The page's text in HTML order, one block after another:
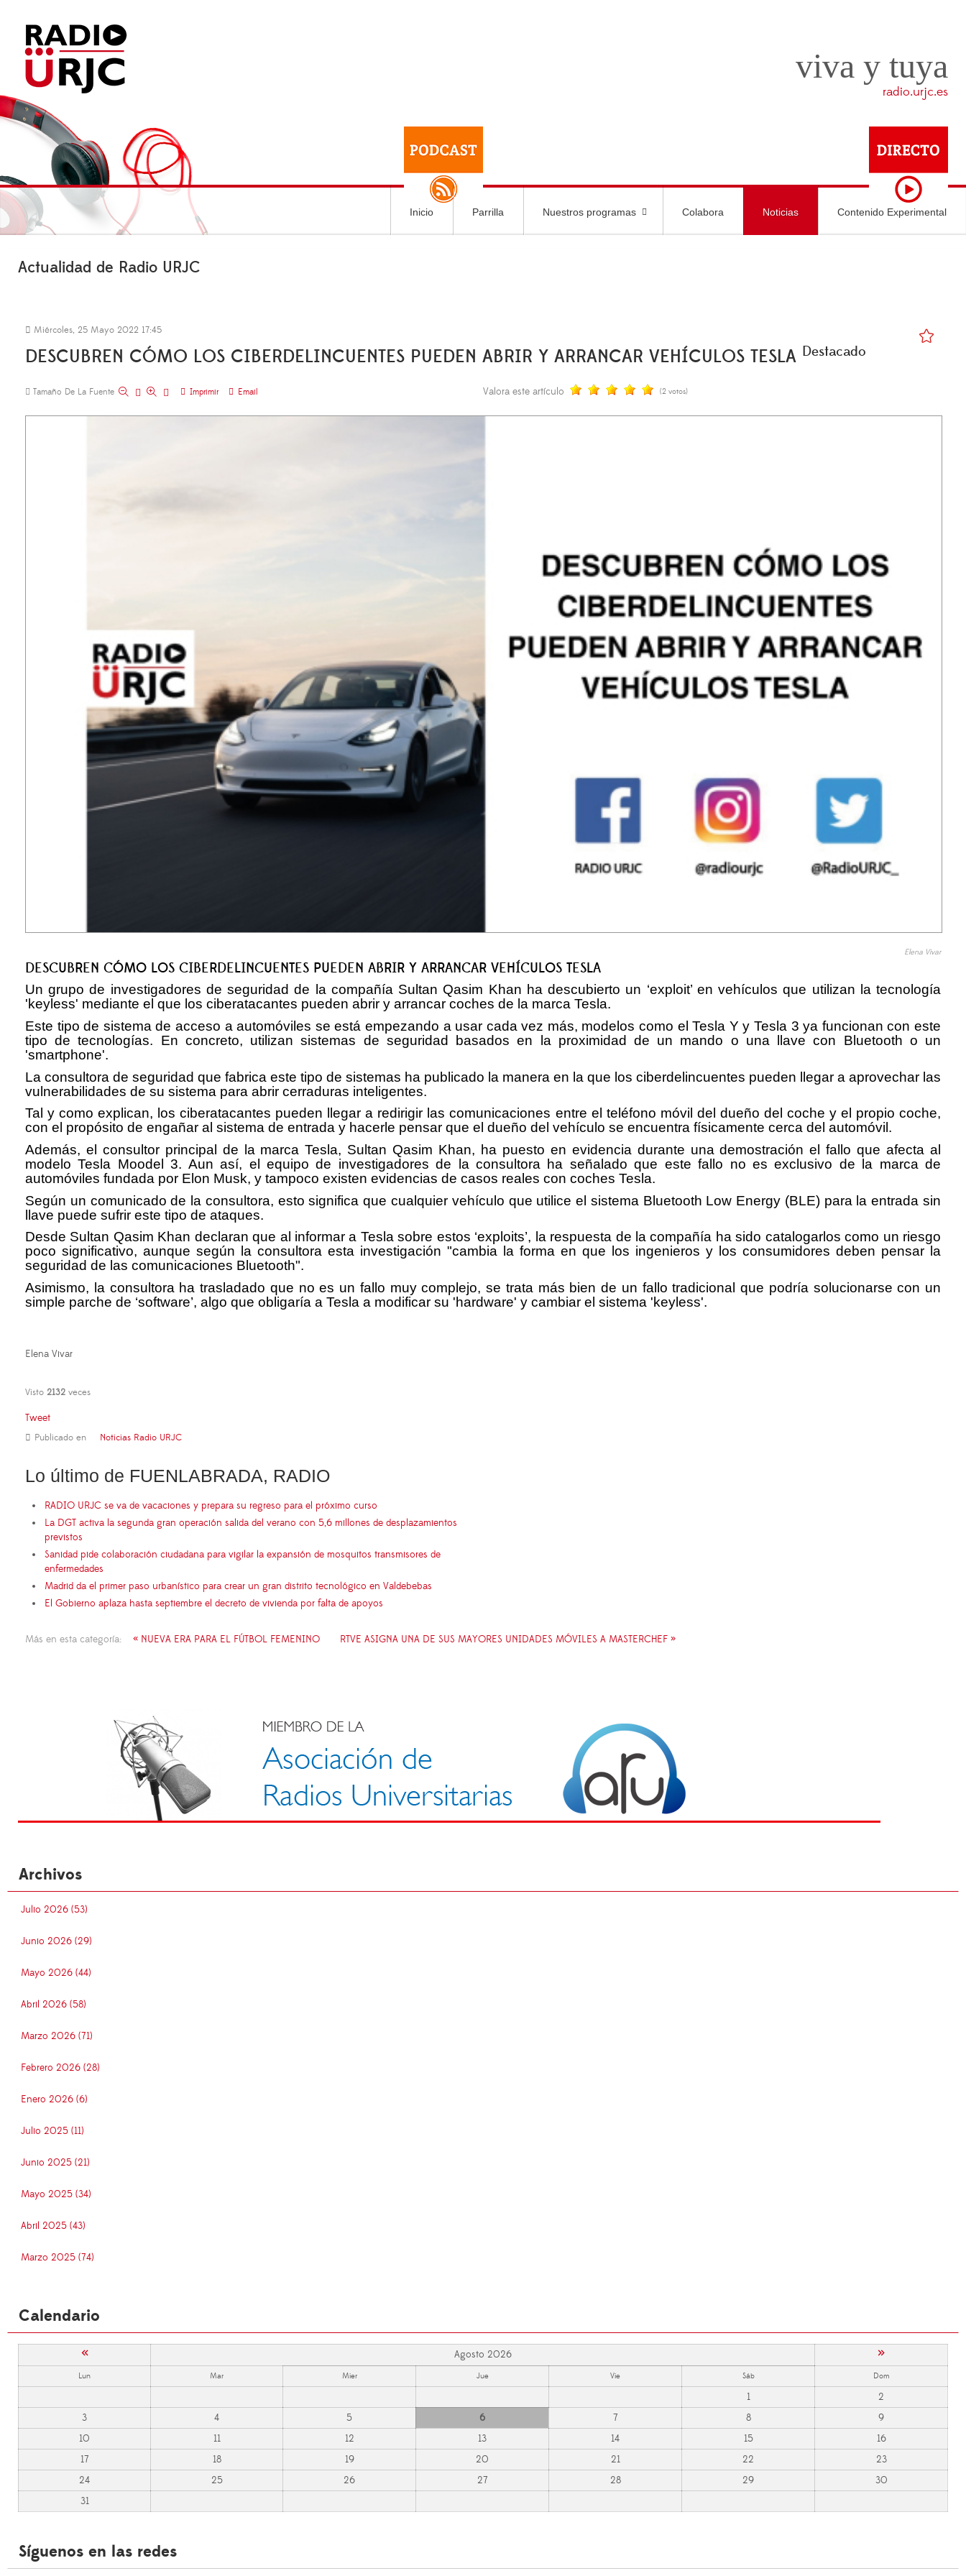
viva y tuya
radio.urjc.es
Inicio Parrilla Nuestros programas Colabora Noticias Contenido Experimental
Actualidad de Radio URJC
Miércoles, 25 Mayo 2022 17:45
DESCUBREN CÓMO LOS CIBERDELINCUENTES PUEDEN ABRIR Y ARRANCAR VEHÍCULOS TESLA Destacado
Tamaño De La Fuente Imprimir Email Valora este artículo (2 votos)
Elena Vivar
DESCUBREN CÓMO LOS CIBERDELINCUENTES PUEDEN ABRIR Y ARRANCAR VEHÍCULOS TESLA
Un grupo de investigadores de seguridad de la compañía Sultan Qasim Khan ha descubierto un ‘exploit’ en vehículos que utilizan la tecnología
'keyless' mediante el que los ciberatacantes pueden abrir y arrancar coches de la marca Tesla.
Este tipo de sistema de acceso a automóviles se está empezando a usar cada vez más, modelos como el Tesla Y y Tesla 3 ya funcionan con este
tipo de tecnologías. En concreto, utilizan sistemas de seguridad basados en la proximidad de un mando o una llave con Bluetooth o un
'smartphone'.
La consultora de seguridad que fabrica este tipo de sistemas ha publicado la manera en la que los ciberdelincuentes pueden llegar a aprovechar las
vulnerabilidades de su sistema para abrir cerraduras inteligentes.
Tal y como explican, los ciberatacantes pueden llegar a redirigir las comunicaciones entre el teléfono móvil del dueño del coche y el propio coche,
con el propósito de engañar al sistema de entrada y hacerle pensar que el dueño del vehículo se encuentra físicamente cerca del automóvil.
Además, el consultor principal de la marca Tesla, Sultan Qasim Khan, ha puesto en evidencia durante una demostración el fallo que afecta al
modelo Tesla Moodel 3. Aun así, el equipo de investigadores de la consultora ha señalado que este fallo no es exclusivo de la marca de
automóviles fundada por Elon Musk, y tampoco existen evidencias de casos reales con coches Tesla.
Según un comunicado de la consultora, esto significa que cualquier vehículo que utilice el sistema Bluetooth Low Energy (BLE) para la entrada sin
llave puede sufrir este tipo de ataques.
Desde Sultan Qasim Khan declaran que al informar a Tesla sobre estos ‘exploits’, la respuesta de la compañía ha sido catalogarlos como un riesgo
poco significativo, aunque según la consultora esta investigación "cambia la forma en que los ingenieros y los consumidores deben pensar la
seguridad de las comunicaciones Bluetooth".
Asimismo, la consultora ha trasladado que no es un fallo muy complejo, se trata más bien de un fallo tradicional que podría solucionarse con un
simple parche de ‘software’, algo que obligaría a Tesla a modificar su 'hardware' y cambiar el sistema 'keyless'.
Elena Vivar
Visto 2132 veces
Tweet
Publicado en Noticias Radio URJC
Lo último de FUENLABRADA, RADIO
RADIO URJC se va de vacaciones y prepara su regreso para el próximo curso
La DGT activa la segunda gran operación salida del verano con 5,6 millones de desplazamientos
previstos
Sanidad pide colaboración ciudadana para vigilar la expansión de mosquitos transmisores de
enfermedades
Madrid da el primer paso urbanístico para crear un gran distrito tecnológico en Valdebebas
El Gobierno aplaza hasta septiembre el decreto de vivienda por falta de apoyos
Más en esta categoría: « NUEVA ERA PARA EL FÚTBOL FEMENINO RTVE ASIGNA UNA DE SUS MAYORES UNIDADES MÓVILES A MASTERCHEF »
Archivos
Julio 2026 (53)
Junio 2026 (29)
Mayo 2026 (44)
Abril 2026 (58)
Marzo 2026 (71)
Febrero 2026 (28)
Enero 2026 (6)
Julio 2025 (11)
Junio 2025 (21)
Mayo 2025 (34)
Abril 2025 (43)
Marzo 2025 (74)
Calendario
« Agosto 2026 »
Lun Mar Mier Jue Vie Sáb Dom
1
2
3
4 5 6 7 8
9
10
11 12 13 14 15
16
17
18 19 20 21 22
23
24
25 26 27 28 29
30
31
Síguenos en las redes